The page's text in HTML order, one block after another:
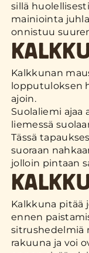
sillä
mainiointa
onnistuu
Kalkkunan
lopputuloksen
ajoin.
Suolaliemi
liemessä
Tässä
suoraan
jolloin pintaan
Kalkkuna pitää
ennen
sitrushedelmiä
rakuuna ja voi